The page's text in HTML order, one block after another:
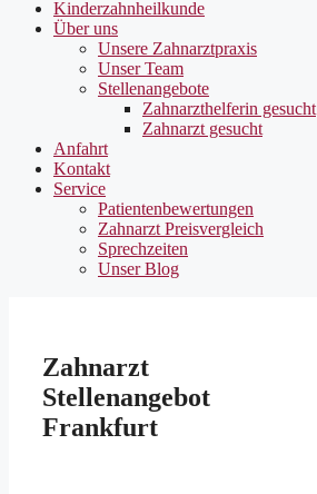
Kinderzahnheilkunde
Über uns
Unsere Zahnarztpraxis
Unser Team
Stellenangebote
Zahnarzthelferin gesucht
Zahnarzt gesucht
Anfahrt
Kontakt
Service
Patientenbewertungen
Zahnarzt Preisvergleich
Sprechzeiten
Unser Blog
Zahnarzt
Stellenangebot
Frankfurt